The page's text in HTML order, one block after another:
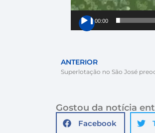
00:00
ANTERIOR
Gostou da notícia
Facebook